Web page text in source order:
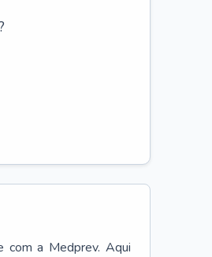
com a Medprev. Aqui